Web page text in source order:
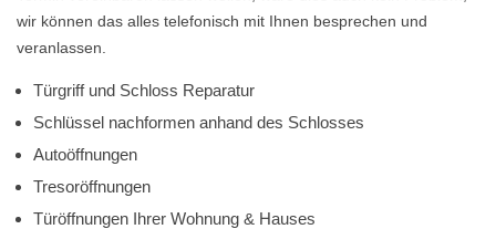
wir können das alles telefonisch mit Ihnen besprechen und
veranlassen.
Türgriff und Schloss Reparatur
Schlüssel nachformen anhand des Schlosses
Autoöffnungen
Tresoröffnungen
Türöffnungen Ihrer Wohnung & Hauses